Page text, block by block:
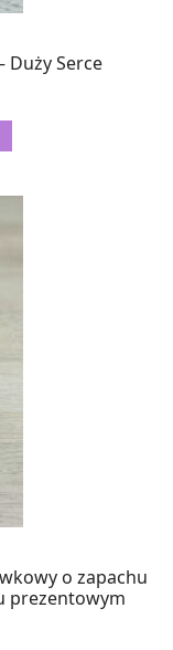
Duży Serce
o zapachu
prezentowym